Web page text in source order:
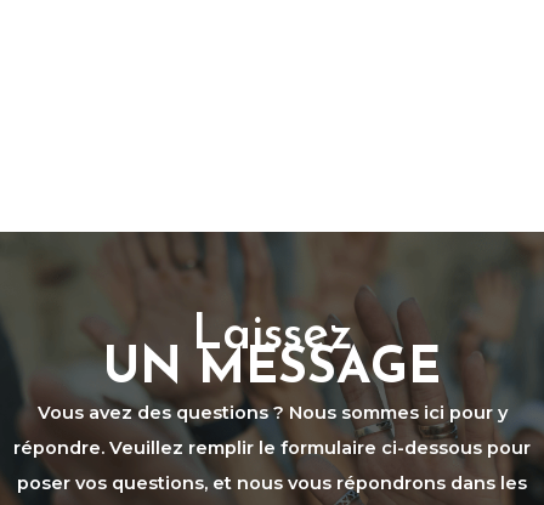
Laissez
UN MESSAGE
Vous avez des questions ? Nous sommes ici pour y
répondre. Veuillez remplir le formulaire ci-dessous pour
poser vos questions, et nous vous répondrons dans les